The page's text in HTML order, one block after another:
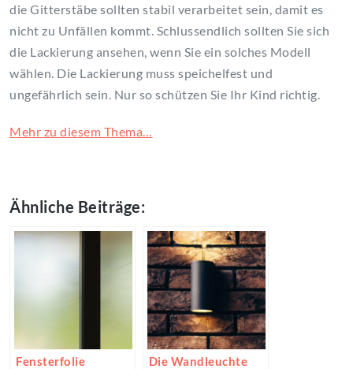
die Gitterstäbe sollten stabil verarbeitet sein, damit es
nicht zu Unfällen kommt. Schlussendlich sollten Sie sich
die Lackierung ansehen, wenn Sie ein solches Modell
wählen. Die Lackierung muss speichelfest und
ungefährlich sein. Nur so schützen Sie Ihr Kind richtig.
Mehr zu diesem Thema…
Ähnliche Beiträge:
Fensterfolie Die Wandleuchte